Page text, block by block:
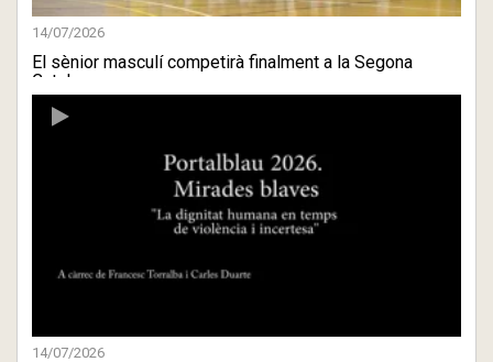
14/07/2026
El sènior masculí competirà finalment a la Segona
Catalana
14/07/2026